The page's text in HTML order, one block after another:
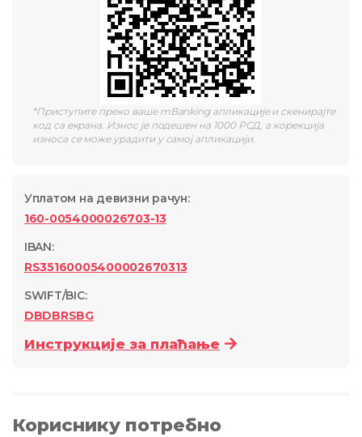
*Приступите преко ваше mBanking апликације и скенирајте
код са екрана. Износ је подешен на 1000 РСД, а корекција
износа се може урадити у самој апликацији.
Уплатом на девизни рачун:
160-0054000026703-13
IBAN:
RS35160005400002670313
SWIFT/BIC:
DBDBRSBG
Инструкције за плаћање
Кориснику потребно